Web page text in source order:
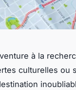
à la
culturelles ou